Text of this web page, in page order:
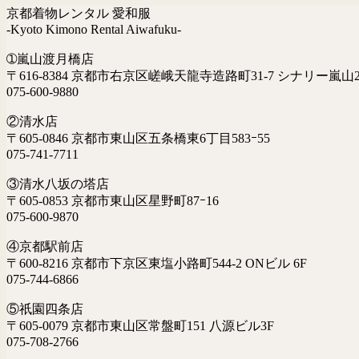
京都着物レンタル 愛和服
-Kyoto Kimono Rental Aiwafuku-
➀嵐山渡月橋店
〒616-8384 京都市右京区嵯峨天龍寺造路町31-7 シナリー嵐山
075-600-9880
②清水店
〒605-0846 京都市東山区五条橋東6丁目583ｰ55
075-741-7711
③清水八坂の塔店
〒605-0853 京都市東山区星野町87ｰ16
075-600-9870
④京都駅前店
〒600-8216 京都市下京区東塩小路町544-2 ONビル 6F
075-744-6866
⑤祇園四条店
〒605-0079 京都市東山区常盤町151 八源ビル3F
075-708-2766